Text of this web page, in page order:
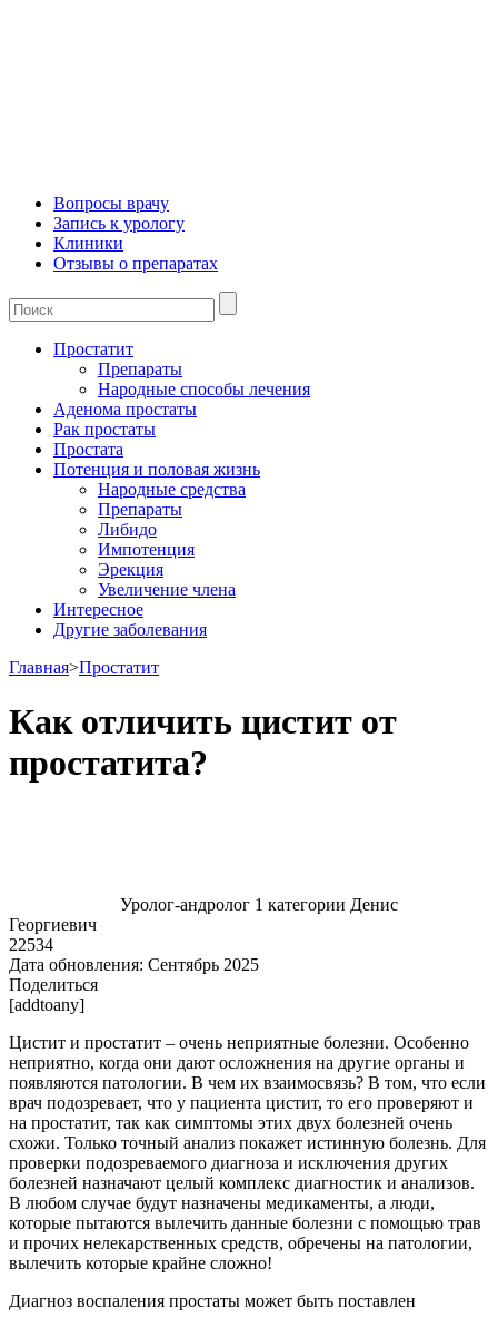
Вопросы врачу
Запись к урологу
Клиники
Отзывы о препаратах
Простатит
Препараты
Народные способы лечения
Аденома простаты
Рак простаты
Простата
Потенция и половая жизнь
Народные средства
Препараты
Либидо
Импотенция
Эрекция
Увеличение члена
Интересное
Другие заболевания
Главная>Простатит
Как отличить цистит от
простатита?
Уролог-андролог 1 категории Денис
Георгиевич
22534
Дата обновления: Сентябрь 2025
Поделиться
[addtoany]
Цистит и простатит – очень неприятные болезни. Особенно
неприятно, когда они дают осложнения на другие органы и
появляются патологии. В чем их взаимосвязь? В том, что если
врач подозревает, что у пациента цистит, то его проверяют и
на простатит, так как симптомы этих двух болезней очень
схожи. Только точный анализ покажет истинную болезнь. Для
проверки подозреваемого диагноза и исключения других
болезней назначают целый комплекс диагностик и анализов.
В любом случае будут назначены медикаменты, а люди,
которые пытаются вылечить данные болезни с помощью трав
и прочих нелекарственных средств, обречены на патологии,
вылечить которые крайне сложно!
Диагноз воспаления простаты может быть поставлен